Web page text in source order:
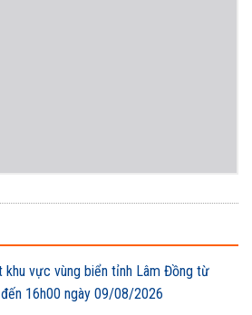
khu vực vùng biển tỉnh Lâm Đồng từ
16h00 ngày 09/08/2026